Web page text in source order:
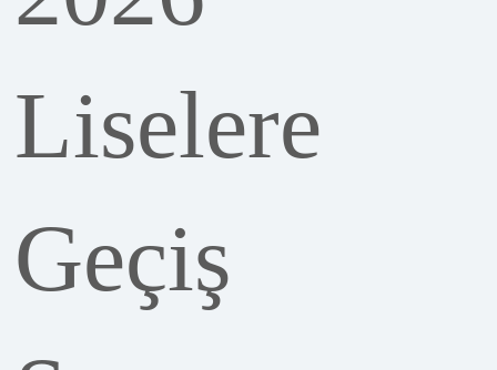
Liselere
Geçiş
Sınavı